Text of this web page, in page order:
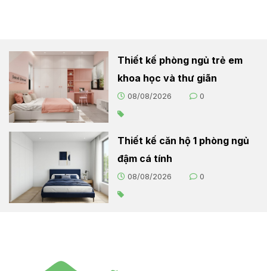
Thiết kế phòng ngủ trẻ em
khoa học và thư giãn
08/08/2026 0
Thiết kế căn hộ 1 phòng ngủ
đậm cá tính
08/08/2026 0